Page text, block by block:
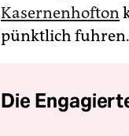
Kasernenhofton
pünktlich fuhren.
Die